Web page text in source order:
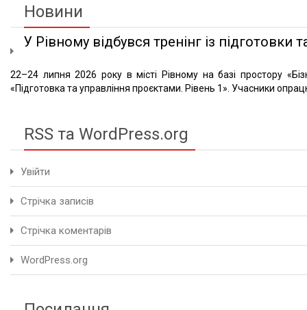
Новини
У Рівному відбувся тренінг із підготовки
22–24 липня 2026 року в місті Рівному на базі простору
«Підготовка та управління проєктами. Рівень 1». Учасники
RSS та WordPress.org
Увійти
Стрічка записів
Стрічка коментарів
WordPress.org